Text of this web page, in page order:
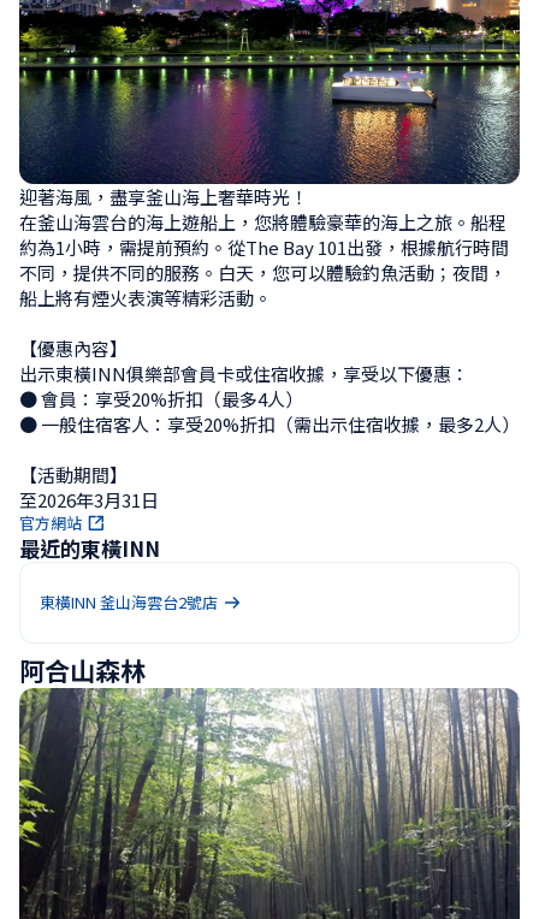
迎著海風，盡享釜山海上奢華時光！
在釜山海雲台的海上遊船上，您將體驗豪華的海上之旅。船程
約為1小時，需提前預約。從The Bay 101出發，根據航行時間
不同，提供不同的服務。白天，您可以體驗釣魚活動；夜間，
船上將有煙火表演等精彩活動。
【優惠內容】
出示東橫INN俱樂部會員卡或住宿收據，享受以下優惠：
● 會員：享受20%折扣（最多4人）
● 一般住宿客人：享受20%折扣（需出示住宿收據，最多2人）
【活動期間】
至2026年3月31日
官方網站
最近的東橫INN
東橫INN 釜山海雲台2號店
阿合山森林